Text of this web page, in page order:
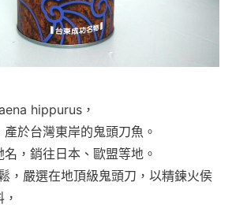
hippurus，
於台灣東岸的鬼頭刀魚。
，銷往日本、歐盟等地。
，嚴選在地頂級鬼頭刀，以精鍊火侯